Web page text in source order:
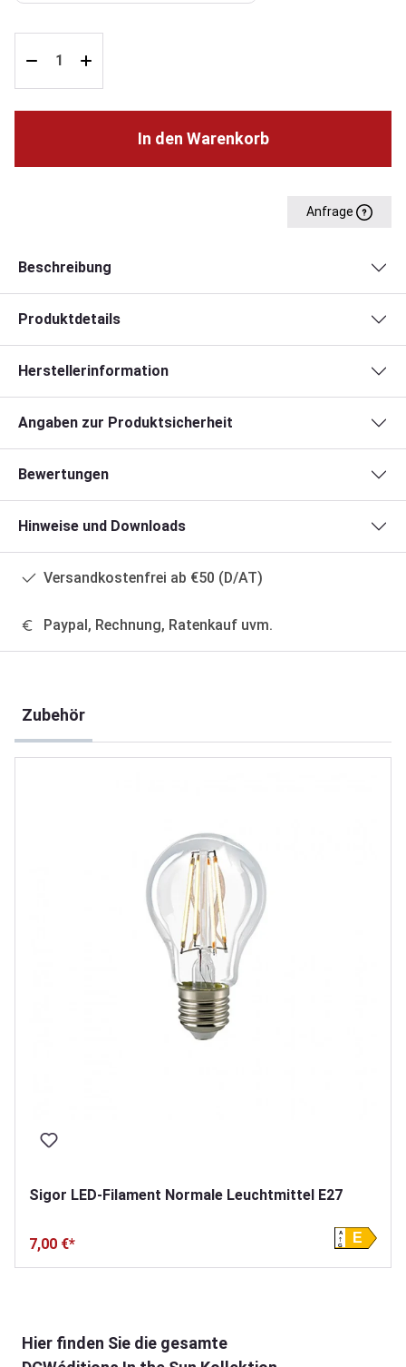
In den Warenkorb
Anfrage
Beschreibung
Produktdetails
Herstellerinformation
Angaben zur Produktsicherheit
Bewertungen
Hinweise und Downloads
Versandkostenfrei ab €50 (D/AT)
Paypal, Rechnung, Ratenkauf uvm.
Zubehör
Sigor LED-Filament Normale Leuchtmittel E27
7,00 €* E
A
G
Hier finden Sie die gesamte